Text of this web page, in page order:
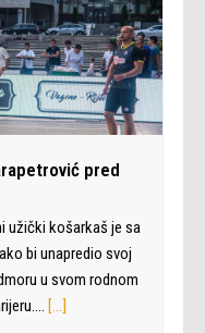
pred
užički košarkaš je sa
bi unapredio svoj
u svom rodnom
[…]